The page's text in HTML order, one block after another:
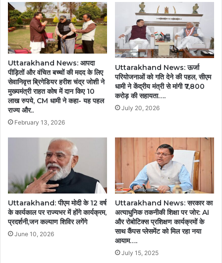
Uttarakhand News: आपदा
पीड़ितों और वंचित बच्चों की मदद के लिए
सेवानिवृत्त ब्रिगेडियर हरीश चंद्र जोशी ने
मुख्यमंत्री राहत कोष में दान किए 10
लाख रुपये, CM धामी ने कहा- यह पहल
राज्य और..
February 13, 2026
Uttarakhand News: ऊर्जा
परियोजनाओं को गति देने की पहल, सीएम
धामी ने केंद्रीय मंत्री से मांगी ₹7,800
करोड़ की सहायता….
July 20, 2026
Uttarakhand: पीएम मोदी के 12 वर्ष
के कार्यकाल पर राज्यभर में होंगे कार्यक्रम,
प्रदर्शनी,जन कल्याण शिविर लगेंगे
June 10, 2026
Uttarakhand News: सरकार का
अत्याधुनिक तकनीकी शिक्षा पर जोर: AI
और रोबोटिक्स प्रशिक्षण कार्यक्रमों के
साथ कैंपस प्लेसमेंट को मिल रहा नया
आयाम….
July 15, 2025